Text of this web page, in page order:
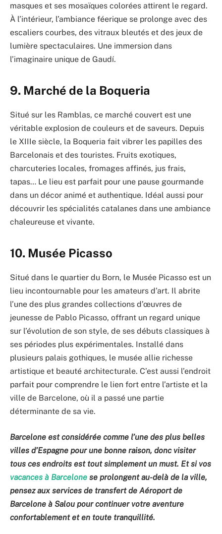
masques et ses mosaïques colorées attirent le regard.
À l’intérieur, l’ambiance féerique se prolonge avec des
escaliers courbes, des vitraux bleutés et des jeux de
lumière spectaculaires. Une immersion dans
l’imaginaire unique de Gaudí.
9. Marché de la Boqueria
Situé sur les Ramblas, ce marché couvert est une
véritable explosion de couleurs et de saveurs. Depuis
le XIIIe siècle, la Boqueria fait vibrer les papilles des
Barcelonais et des touristes. Fruits exotiques,
charcuteries locales, fromages affinés, jus frais,
tapas… Le lieu est parfait pour une pause gourmande
dans un décor animé et authentique. Idéal aussi pour
découvrir les spécialités catalanes dans une ambiance
chaleureuse et vivante.
10. Musée Picasso
Situé dans le quartier du Born, le Musée Picasso est un
lieu incontournable pour les amateurs d’art. Il abrite
l’une des plus grandes collections d’œuvres de
jeunesse de Pablo Picasso, offrant un regard unique
sur l’évolution de son style, de ses débuts classiques à
ses périodes plus expérimentales. Installé dans
plusieurs palais gothiques, le musée allie richesse
artistique et beauté architecturale. C’est aussi l’endroit
parfait pour comprendre le lien fort entre l’artiste et la
ville de Barcelone, où il a passé une partie
déterminante de sa vie.
Barcelone est considérée comme l’une des plus belles
villes d’Espagne pour une bonne raison, donc visiter
tous ces endroits est tout simplement un must. Et si vos
vacances à Barcelone se prolongent au-delà de la ville,
pensez aux services de transfert de Aéroport de
Barcelone à Salou pour continuer votre aventure
confortablement et en toute tranquillité.